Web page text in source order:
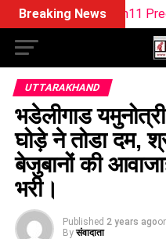
Breaking News
Dream11 Prediction Match
UTTARAKHAND
भडेलीगाड
घोड़े ने तोडा दम,
बेजुबानों की
भरी।
Published 2 years ago
By संवादाता